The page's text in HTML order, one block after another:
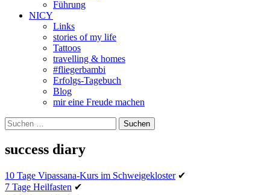
Führung
NICY
Links
stories of my life
Tattoos
travelling & homes
#fliegerbambi
Erfolgs-Tagebuch
Blog
mir eine Freude machen
Suchen
nach:
success diary
10 Tage Vipassana-Kurs im Schweigekloster✔
7 Tage Heilfasten ✔